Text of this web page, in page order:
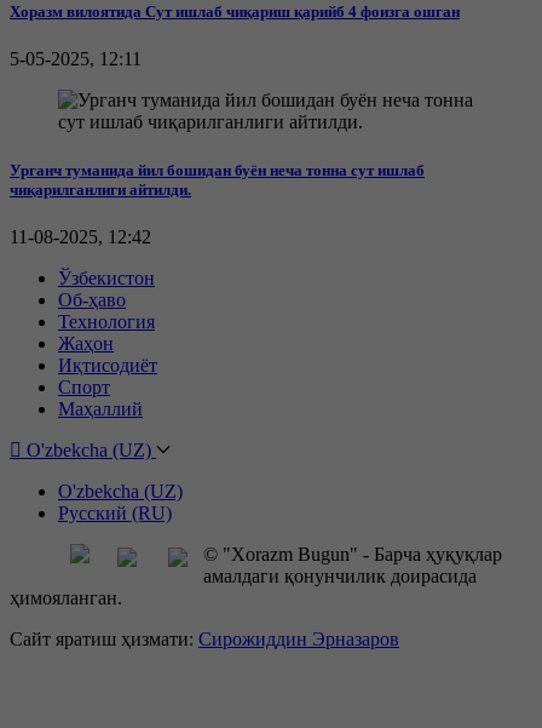
Хоразм вилоятида Сут ишлаб чиқариш қарийб 4 фоизга ошган
5-05-2025, 12:11
Урганч туманида йил бошидан буён неча тонна сут ишлаб
чиқарилганлиги айтилди.
11-08-2025, 12:42
Ўзбекистон
Об-ҳаво
Технология
Жаҳон
Иқтисодиёт
Спорт
Маҳаллий
O'zbekcha (UZ)
O'zbekcha (UZ)
Русский (RU)
© "Xorazm Bugun" - Барча ҳуқуқлар
амалдаги қонунчилик доирасида
ҳимояланган.
Сайт яратиш ҳизмати: Сирожиддин Эрназаров